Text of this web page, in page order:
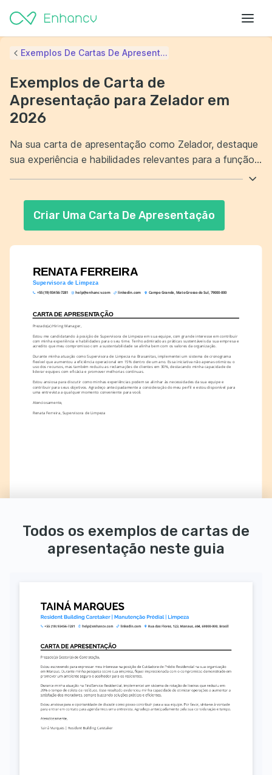
RENATA FERREIRA
Supervisora de Limpeza
+55 (19) 93456-7281 help@enhancv.com linkedin.com Campo Grande, Mato Grosso do Sul, 79000-000
CARTA DE APRESENTAÇÃO
Prezado(a) Hiring Manager,
Estou me candidatando à posição de Supervisora de Limpeza em sua equipe, com grande interesse em contribuir
com minha experiência e habilidades para o seu time. Tenho admirado as práticas sustentáveis da sua empresa e
acredito que meu compromisso com a sustentabilidade se alinha bem com os valores da organização.
Durante minha atuação como Supervisora de Limpeza na Brasanitas, implementei um sistema de cronograma
flexível que aumentou a eficiência operacional em 15% dentro de um ano. Essa iniciativa não apenas otimizou o
uso dos recursos, mas também reduziu as reclamações de clientes em 30%, destacando minha capacidade de
liderar equipes com eficácia e promover melhorias contínuas.
Estou ansiosa para discutir como minhas experiências podem se alinhar às necessidades da sua equipe e
contribuir para seus objetivos. Agradeço antecipadamente a consideração do meu perfil e estou disponível para
uma entrevista a qualquer momento conveniente para você.
Atenciosamente,
Renata Ferreira, Supervisora de Limpeza
Exemplos De Cartas De Apresent...
Exemplos de Carta de
Apresentação para Zelador em
2026
Na sua carta de apresentação como Zelador, destaque
sua experiência e habilidades relevantes para a função.
também ressaltar sua capacidade de resolver problemas
de maneira eficaz. Demonstre sua habilidade em
dos residentes ou usuários do espaço.
Criar Uma Carta De Apresentação
Todos os exemplos de cartas de
apresentação neste guia